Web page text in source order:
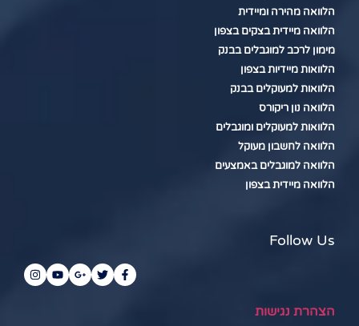
הלוואה מהירה ומיידית
הלוואה מיידית בצקים בצפון
מימון לרכב למוגבלים בבנק
הלוואות מיידיות בצפון
הלוואות למעוקלים בבנק
הלוואה נון ריקורס
הלוואות למעוקלים ומוגבלים
הלוואה לחשבון מעוקל
הלוואה למוגבלים באמצעים
הלוואה מיידית בצפון
Follow Us
הצהרת נגישות